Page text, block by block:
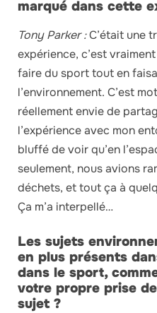
marqué dans cette
Tony Parker :C’était une
expérience, c’est
faire du sport tout en
l’environnement. C’est
réellement envie de
l’expérience avec mon
bluffé de voir qu’en
seulement, nous avions
déchets, et tout ça à
Ça m’a interpellé…
Les sujets
en plus présents
dans le sport,
votre propre prise
sujet ?